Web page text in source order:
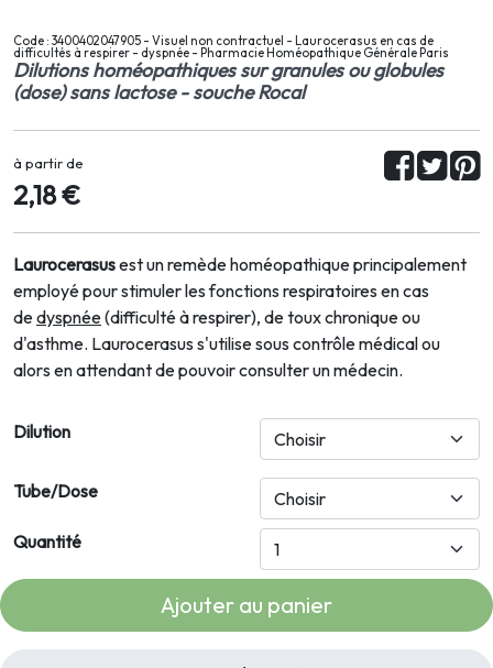
Code : 3400402047905 - Visuel non contractuel - Laurocerasus en cas de
difficultés à respirer - dyspnée - Pharmacie Homéopathique Générale Paris
Dilutions homéopathiques sur granules ou globules
(dose) sans lactose - souche Rocal
à partir de
2,18 €
Laurocerasusest un remède homéopathique principalement
employé pour stimuler les fonctions respiratoires en cas
dedyspnée(difficulté à respirer), de toux chronique ou
d'asthme. Laurocerasus s'utilise sous contrôle médical ou
alors en attendant de pouvoir consulter un médecin.
Dilution
Tube/Dose
Quantité
Ajouter au panier